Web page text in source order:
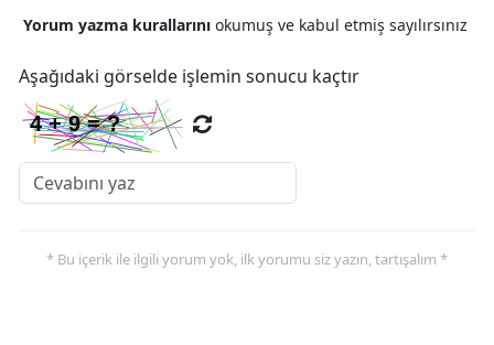
Yorum yazma kurallarını okumuş ve kabul etmiş sayılırsınız
Aşağıdaki görselde işlemin sonucu kaçtır
* Bu içerik ile ilgili yorum yok, ilk yorumu siz yazın, tartışalım *